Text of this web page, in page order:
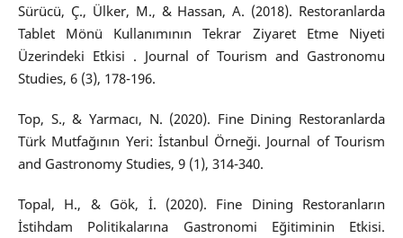
Sürücü, Ç., Ülker, M., & Hassan, A. (2018). Restoranlarda
Tablet Mönü Kullanımının Tekrar Ziyaret Etme Niyeti
Üzerindeki Etkisi . Journal of Tourism and Gastronomu
Studies, 6 (3), 178-196.
Top, S., & Yarmacı, N. (2020). Fine Dining Restoranlarda
Türk Mutfağının Yeri: İstanbul Örneği. Journal of Tourism
and Gastronomy Studies, 9 (1), 314-340.
Topal, H., & Gök, İ. (2020). Fine Dining Restoranların
İstihdam Politikalarına Gastronomi Eğitiminin Etkisi.